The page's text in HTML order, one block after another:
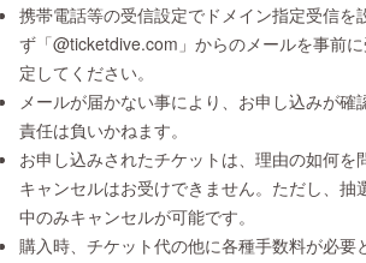
携帯電話等の受信設定でドメイン指定受信を
ず「@ticketdive.com」からのメールを事前
定してください。
メールが届かない事により、お申し込みが確
責任は負いかねます。
お申し込みされたチケットは、理由の如何を
キャンセルはお受けできません。ただし、抽
中のみキャンセルが可能です。
購入時、チケット代の他に各種手数料が必要